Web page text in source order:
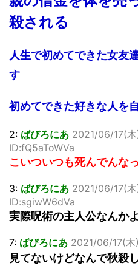
殺される
人生で初めてできた女友
す
初めてできた好きな人を
2: ばびろにあ 2021/06/17(
ID:fQ5aToWVa
こいついつも死んでんな
3: ばびろにあ 2021/06/17(
ID:sgiwW6dVa
実際呪術の主人公なんか
7: ばびろにあ 2021/06/17(
見てないけどなんで秋殺